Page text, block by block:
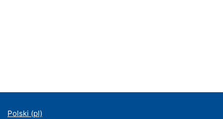
Polski ‎(pl)‎